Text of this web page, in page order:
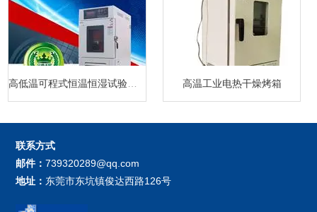
高温工业电热干燥烤箱
联系方式
邮件：739320289@qq.com
地址： 东莞市东坑镇俊达西路126号